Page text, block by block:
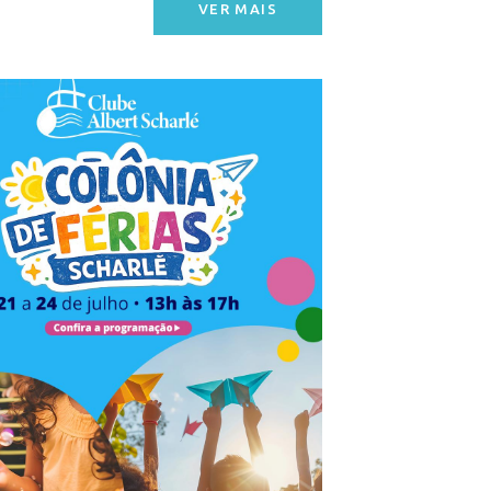
VER MAIS